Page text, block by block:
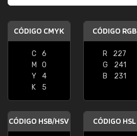
CÓDIGO CMYK
C
6
M
0
Y
4
K
5
CÓDIGO RGB
R
227
G
241
B
231
CÓDIGO HSB/HSV CÓDIGO HSL